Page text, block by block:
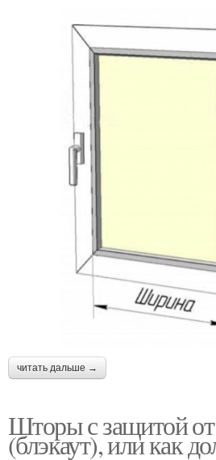
читать дальше →
Шторы с защитой от
(блэкаут), или как